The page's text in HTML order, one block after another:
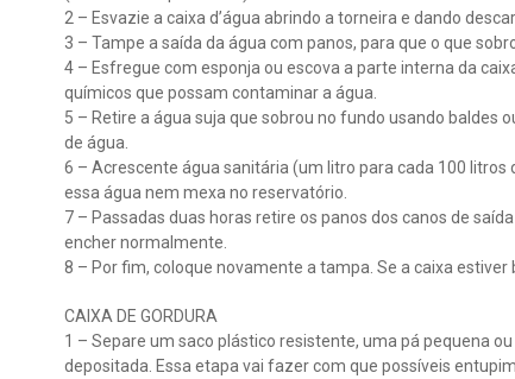
2 – Esvazie a caixa d’água abrindo a torneira e dando
3 – Tampe a saída da água com panos, para que o que
4 – Esfregue com esponja ou escova a parte interna da
químicos que possam contaminar a água.
5 – Retire a água suja que sobrou no fundo usando baldes
de água.
6 – Acrescente água sanitária (um litro para cada 100
essa água nem mexa no reservatório.
7 – Passadas duas horas retire os panos dos canos de
encher normalmente.
8 – Por fim, coloque novamente a tampa. Se a caixa
CAIXA DE GORDURA
1 – Separe um saco plástico resistente, uma pá pequena
depositada. Essa etapa vai fazer com que possíveis